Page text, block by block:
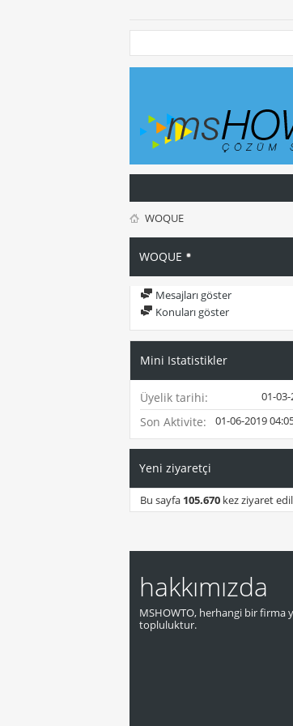
WOQUE
WOQUE
Mesajları göster
Konuları göster
Mini Istatistikler
Üyelik tarihi 01-
Son Aktivite 01-06-2019
Yeni ziyaretçi
Bu sayfa 105.670 kez ziyaret
hakkımızda
MSHOWTO, herhangi bir firma
topluluktur.